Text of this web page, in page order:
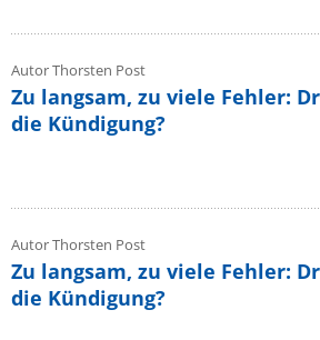
Autor Thorsten Post
Zu langsam, zu viele Fehler:
die Kündigung?
Autor Thorsten Post
Zu langsam, zu viele Fehler:
die Kündigung?